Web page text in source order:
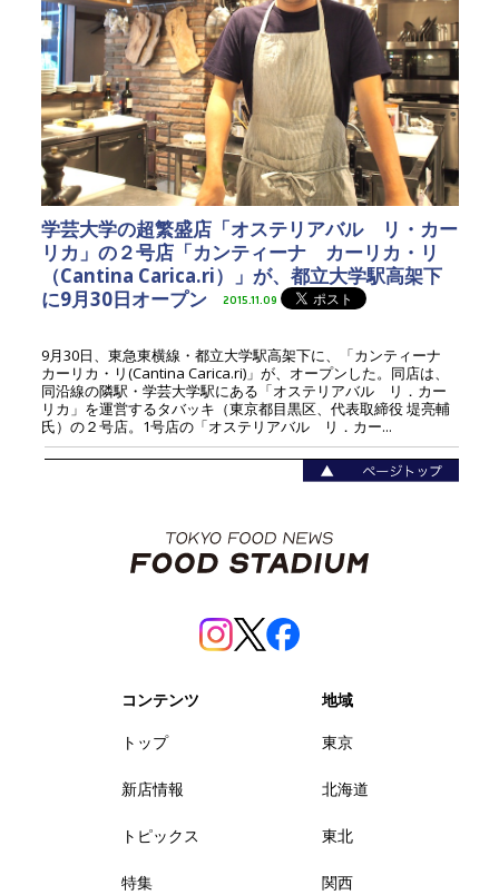
学芸大学の超繁盛店「オステリアバル リ・カー
リカ」の２号店「カンティーナ カーリカ・リ
（Cantina Carica.ri）」が、都立大学駅高架下
に9月30日オープン
2015.11.09
9月30日、東急東横線・都立大学駅高架下に、「カンティーナ
カーリカ・リ(Cantina Carica.ri)」が、オープンした。同店は、
同沿線の隣駅・学芸大学駅にある「オステリアバル リ．カー
リカ」を運営するタバッキ（東京都目黒区、代表取締役 堤亮輔
氏）の２号店。1号店の「オステリアバル リ．カー...
コンテンツ
トップ
新店情報
トピックス
特集
地域
東京
北海道
東北
関西